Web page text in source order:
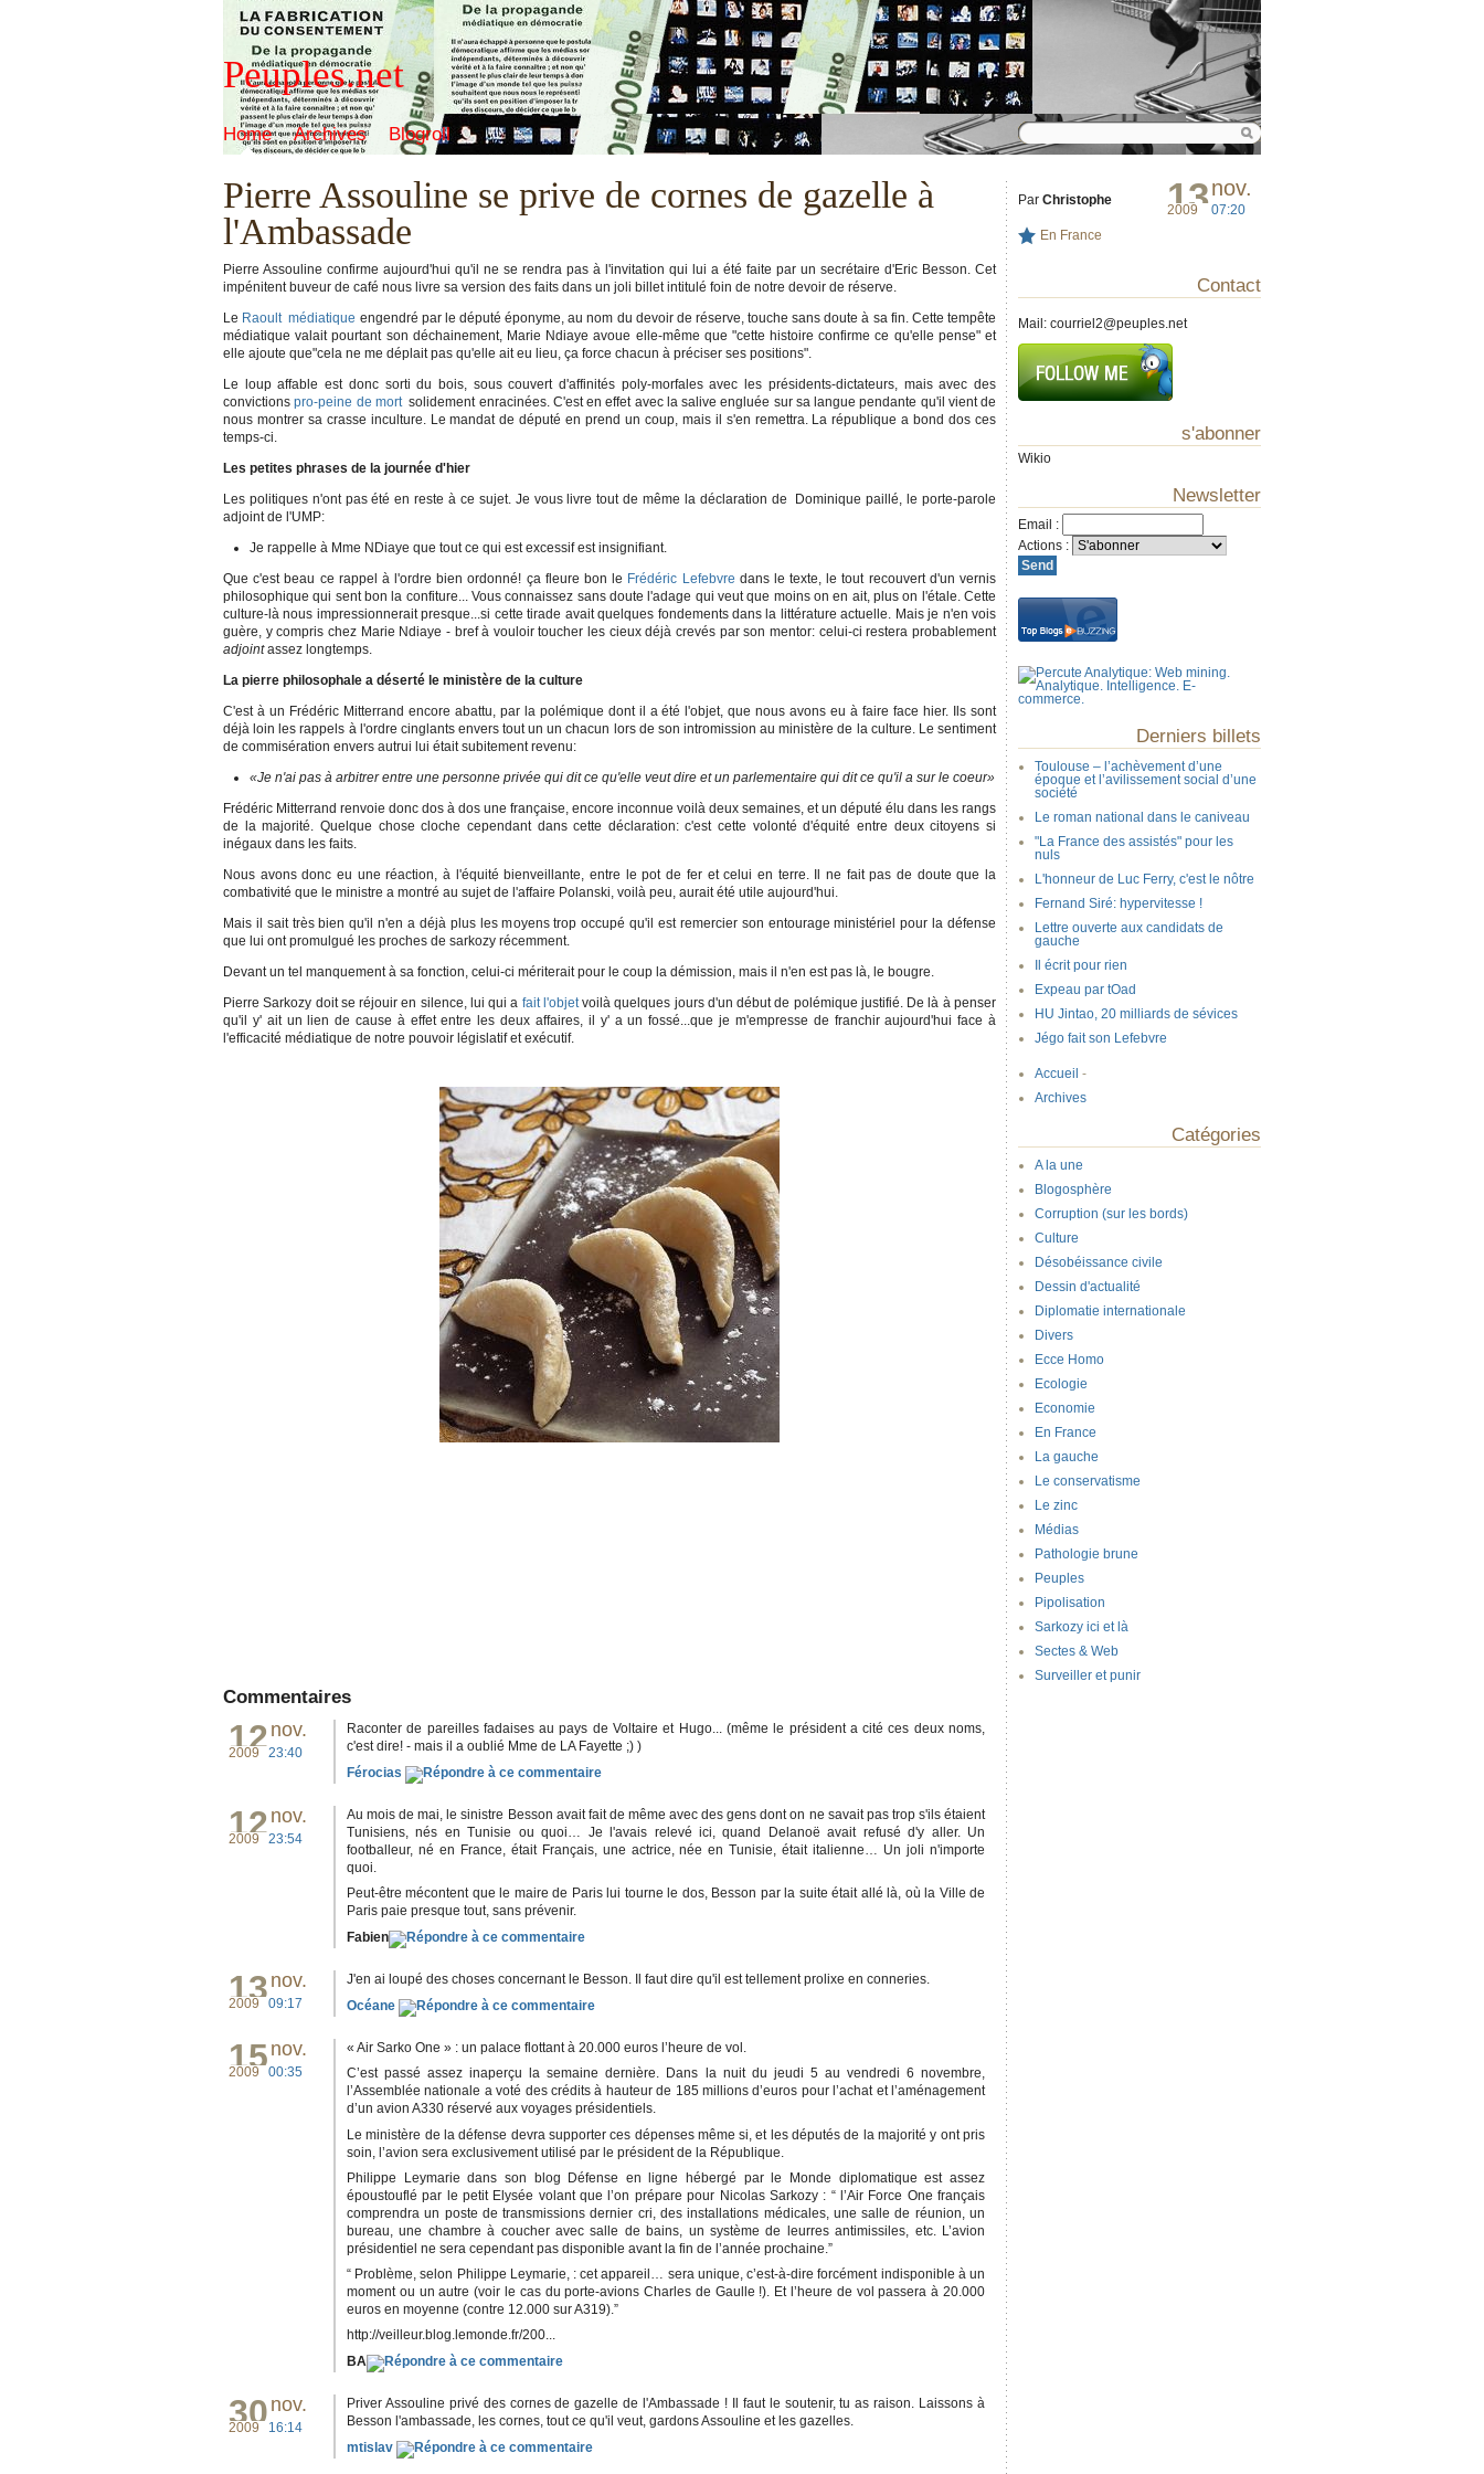
Peuples.net
Home Archives Blogroll
Pierre Assouline se prive de cornes de gazelle à
l'Ambassade
13nov.
2009 07:20
Par Christophe
En France
Pierre Assouline confirme aujourd'hui qu'il ne se rendra pas à l'invitation qui lui a été faite par un secrétaire d'Eric Besson. Cet
impénitent buveur de café nous livre sa version des faits dans un joli billet intitulé foin de notre devoir de réserve.
Le Raoult médiatique engendré par le député éponyme, au nom du devoir de réserve, touche sans doute à sa fin. Cette tempête
médiatique valait pourtant son déchainement, Marie Ndiaye avoue elle-même que "cette histoire confirme ce qu'elle pense" et
elle ajoute que"cela ne me déplait pas qu'elle ait eu lieu, ça force chacun à préciser ses positions".
Le loup affable est donc sorti du bois, sous couvert d'affinités poly-morfales avec les présidents-dictateurs, mais avec des
convictionspro-peine de mort solidement enracinées. C'est en effet avec la salive engluée sur sa langue pendante qu'il vient de
nous montrer sa crasse inculture. Le mandat de député en prend un coup, mais il s'en remettra. La république a bond dos ces
temps-ci.
Les petites phrases de la journée d'hier
Les politiques n'ont pas été en reste à ce sujet. Je vous livre tout de même la déclaration de Dominique paillé, le porte-parole
adjoint de l'UMP:
Je rappelle à Mme NDiaye que tout ce qui est excessif est insignifiant.
Que c'est beau ce rappel à l'ordre bien ordonné! ça fleure bon le Frédéric Lefebvre dans le texte, le tout recouvert d'un vernis
philosophique qui sent bon la confiture... Vous connaissez sans doute l'adage qui veut que moins on en ait, plus on l'étale. Cette
culture-là nous impressionnerait presque...si cette tirade avait quelques fondements dans la littérature actuelle. Mais je n'en vois
guère, y compris chez Marie Ndiaye - bref à vouloir toucher les cieux déjà crevés par son mentor: celui-ci restera probablement
adjointassez longtemps.
La pierre philosophale a déserté le ministère de la culture
C'est à un Frédéric Mitterrand encore abattu, par la polémique dont il a été l'objet, que nous avons eu à faire face hier. Ils sont
déjà loin les rappels à l'ordre cinglants envers tout un un chacun lors de son intromission au ministère de la culture. Le sentiment
de commisération envers autrui lui était subitement revenu:
«Je n'ai pas à arbitrer entre une personne privée qui dit ce qu'elle veut dire et un parlementaire qui dit ce qu'il a sur le coeur»
Frédéric Mitterrand renvoie donc dos à dos une française, encore inconnue voilà deux semaines, et un député élu dans les rangs
de la majorité. Quelque chose cloche cependant dans cette déclaration: c'est cette volonté d'équité entre deux citoyens si
inégaux dans les faits.
Nous avons donc eu une réaction, à l'équité bienveillante, entre le pot de fer et celui en terre. Il ne fait pas de doute que la
combativité que le ministre a montré au sujet de l'affaire Polanski, voilà peu, aurait été utile aujourd'hui.
Mais il sait très bien qu'il n'en a déjà plus les moyens trop occupé qu'il est remercier son entourage ministériel pour la défense
que lui ont promulgué les proches de sarkozy récemment.
Devant un tel manquement à sa fonction, celui-ci mériterait pour le coup la démission, mais il n'en est pas là, le bougre.
Pierre Sarkozy doit se réjouir en silence, lui qui a fait l'objetvoilà quelques jours d'un début de polémique justifié. De là à penser
qu'il y' ait un lien de cause à effet entre les deux affaires, il y' a un fossé...que je m'empresse de franchir aujourd'hui face à
l'efficacité médiatique de notre pouvoir législatif et exécutif.
Commentaires
12 nov.
2009 23:40
Raconter de pareilles fadaises au pays de Voltaire et Hugo... (même le président a cité ces deux noms,
c'est dire! - mais il a oublié Mme de LA Fayette ;) )
Férocias
12 nov.
2009 23:54
Au mois de mai, le sinistre Besson avait fait de même avec des gens dont on ne savait pas trop s'ils étaient
Tunisiens, nés en Tunisie ou quoi… Je l'avais relevé ici, quand Delanoë avait refusé d'y aller. Un
footballeur, né en France, était Français, une actrice, née en Tunisie, était italienne… Un joli n'importe
quoi.
Peut-être mécontent que le maire de Paris lui tourne le dos, Besson par la suite était allé là, où la Ville de
Paris paie presque tout, sans prévenir.
Fabien
13 nov.
2009 09:17
J'en ai loupé des choses concernant le Besson. Il faut dire qu'il est tellement prolixe en conneries.
Océane
15 nov.
2009 00:35
« Air Sarko One » : un palace flottant à 20.000 euros l’heure de vol.
C’est passé assez inaperçu la semaine dernière. Dans la nuit du jeudi 5 au vendredi 6 novembre,
l’Assemblée nationale a voté des crédits à hauteur de 185 millions d’euros pour l’achat et l’aménagement
d’un avion A330 réservé aux voyages présidentiels.
Le ministère de la défense devra supporter ces dépenses même si, et les députés de la majorité y ont pris
soin, l’avion sera exclusivement utilisé par le président de la République.
Philippe Leymarie dans son blog Défense en ligne hébergé par le Monde diplomatique est assez
époustouflé par le petit Elysée volant que l’on prépare pour Nicolas Sarkozy : “ l’Air Force One français
comprendra un poste de transmissions dernier cri, des installations médicales, une salle de réunion, un
bureau, une chambre à coucher avec salle de bains, un système de leurres antimissiles, etc. L’avion
présidentiel ne sera cependant pas disponible avant la fin de l’année prochaine.”
“ Problème, selon Philippe Leymarie, : cet appareil… sera unique, c’est-à-dire forcément indisponible à un
moment ou un autre (voir le cas du porte-avions Charles de Gaulle !). Et l’heure de vol passera à 20.000
euros en moyenne (contre 12.000 sur A319).”
http://veilleur.blog.lemonde.fr/200...
BA
30 nov.
2009 16:14
Priver Assouline privé des cornes de gazelle de l'Ambassade ! Il faut le soutenir, tu as raison. Laissons à
Besson l'ambassade, les cornes, tout ce qu'il veut, gardons Assouline et les gazelles.
mtislav
Contact
Mail: courriel2@peuples.net
s'abonner
Wikio
Newsletter
Email :
Actions :
Derniers billets
Toulouse – l’achèvement d’une
époque et l’avilissement social d’une
société
Le roman national dans le caniveau
"La France des assistés" pour les
nuls
L'honneur de Luc Ferry, c'est le nôtre
Fernand Siré: hypervitesse !
Lettre ouverte aux candidats de
gauche
Il écrit pour rien
Expeau par tOad
HU Jintao, 20 milliards de sévices
Jégo fait son Lefebvre
Accueil -
Archives
Catégories
A la une
Blogosphère
Corruption (sur les bords)
Culture
Désobéissance civile
Dessin d'actualité
Diplomatie internationale
Divers
Ecce Homo
Ecologie
Economie
En France
La gauche
Le conservatisme
Le zinc
Médias
Pathologie brune
Peuples
Pipolisation
Sarkozy ici et là
Sectes & Web
Surveiller et punir